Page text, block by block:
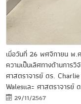
เมื่อวันที่ 26 พศจิกายน พ
ความเป็นเลิศทางด้านการ
ศาสตราจารย์ ดร.
Walesและ ศาสตราจารย์
29/11/2567